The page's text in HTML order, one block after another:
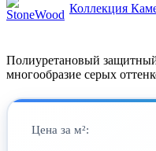
Коллекция
Полиуретановый защитный
многообразие серых
Цена за м²: